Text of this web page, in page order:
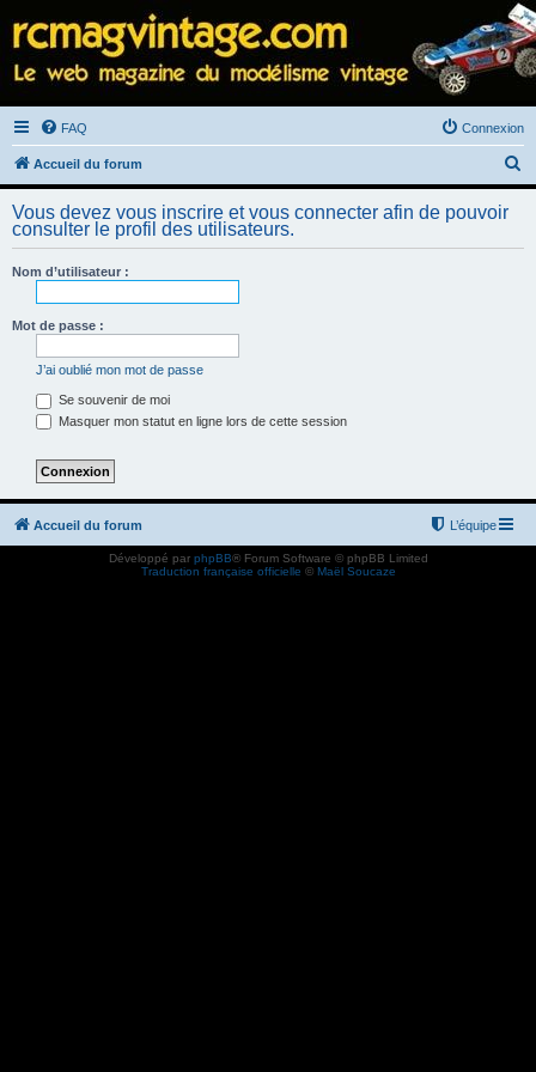
FAQ Connexion
Accueil du forum
e
h
Vous devez vous inscrire et vous connecter afin de pouvoir
consulter le profil des utilisateurs.
Nom d’utilisateur :
Mot de passe :
J’ai oublié mon mot de passe
Se souvenir de moi
Masquer mon statut en ligne lors de cette session
Accueil du forum L’équipe
Développé par phpBB® Forum Software © phpBB Limited
Traduction française officielle © Maël Soucaze